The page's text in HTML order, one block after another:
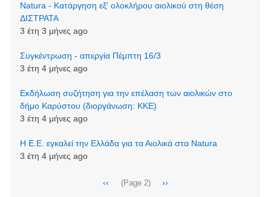
Natura - Κατάργηση εξ' ολοκλήρου αιολικού στη θέση
ΔΙΣΤΡΑΤΑ
3 έτη 3 μήνες ago
Συγκέντρωση - απεργία Πέμπτη 16/3
3 έτη 4 μήνες ago
Εκδήλωση συζήτηση για την επέλαση των αιολικών στο
δήμο Καρύστου (διοργάνωση: ΚΚΕ)
3 έτη 4 μήνες ago
Η Ε.Ε. εγκαλεί την Ελλάδα για τα Αιολικά στα Natura
3 έτη 4 μήνες ago
Προηγούμενη
‹‹ (Page 2)
Next
››